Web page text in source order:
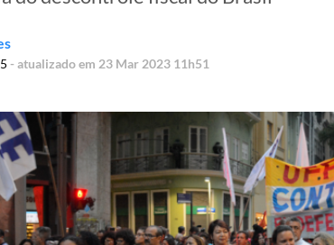
- atualizado em 23 Mar 2023 11h51